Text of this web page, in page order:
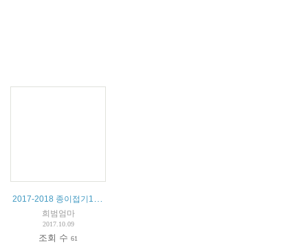
2017-2018 종이접기1 수업계획서
희범엄마
2017.10.09
조회 수61